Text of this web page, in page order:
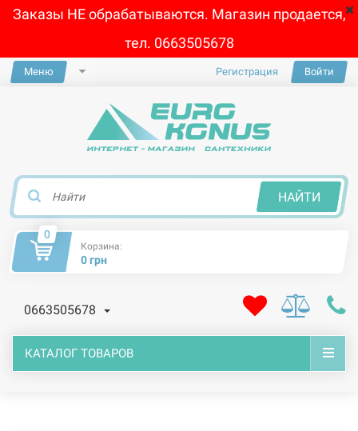
Заказы НЕ обрабатываются. Магазин продается,
тел. 0663505678
Меню Регистрация Войти
НАЙТИ
0
Корзина:
0 грн
0663505678
КАТАЛОГ ТОВАРОВ